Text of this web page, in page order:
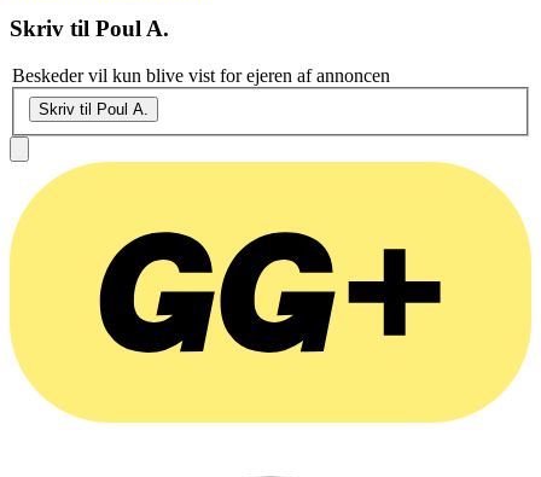
Skriv til Poul A.
Beskeder vil kun blive vist for ejeren af annoncen
Skriv til Poul A.